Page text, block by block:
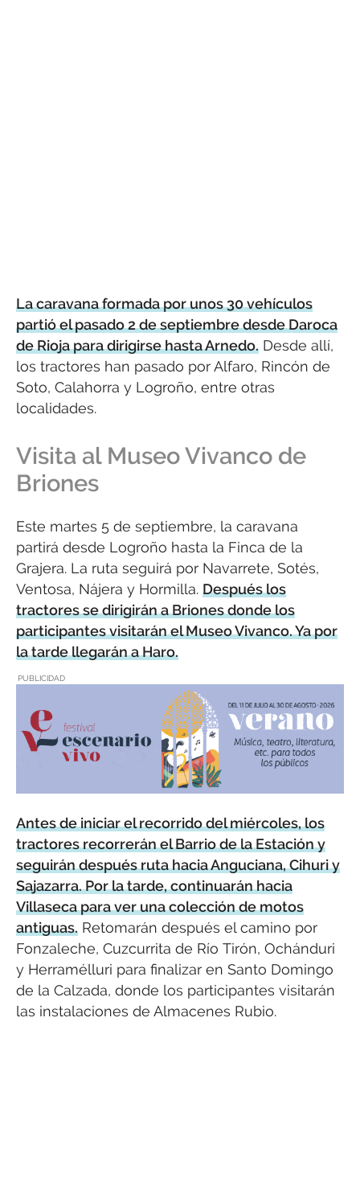
La caravana formada por unos 30 vehículos
partió el pasado 2 de septiembre desde Daroca
de Rioja para dirigirse hasta Arnedo. Desde allí,
los tractores han pasado por Alfaro, Rincón de
Soto, Calahorra y Logroño, entre otras
localidades.
Visita al Museo Vivanco de
Briones
Este martes 5 de septiembre, la caravana
partirá desde Logroño hasta la Finca de la
Grajera. La ruta seguirá por Navarrete, Sotés,
Ventosa, Nájera y Hormilla. Después los
tractores se dirigirán a Briones donde los
participantes visitarán el Museo Vivanco. Ya por
la tarde llegarán a Haro.
PUBLICIDAD
Antes de iniciar el recorrido del miércoles, los
tractores recorrerán el Barrio de la Estación y
seguirán después ruta hacia Anguciana, Cihuri y
Sajazarra. Por la tarde, continuarán hacia
Villaseca para ver una colección de motos
antiguas. Retomarán después el camino por
Fonzaleche, Cuzcurrita de Río Tirón, Ochánduri
y Herramélluri para finalizar en Santo Domingo
de la Calzada, donde los participantes visitarán
las instalaciones de Almacenes Rubio.